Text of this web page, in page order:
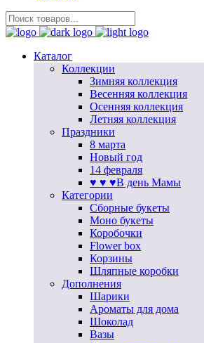
Каталог
Коллекции
Зимняя коллекция
Весенняя коллекция
Осенняя коллекция
Летняя коллекция
Праздники
8 марта
Новый год
14 февраля
♥ ♥ ♥В день Мамы
Категории
Сборные букеты
Моно букеты
Коробочки
Flower box
Корзины
Шляпные коробки
Дополнения
Шарики
Ароматы для дома
Шоколад
Вазы